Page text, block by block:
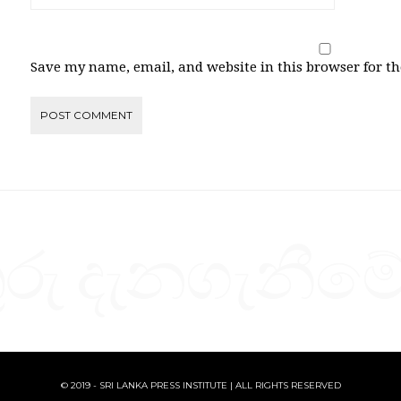
Save my name, email, and website in this browser for
© 2019 - SRI LANKA PRESS INSTITUTE | ALL RIGHTS RESERVED